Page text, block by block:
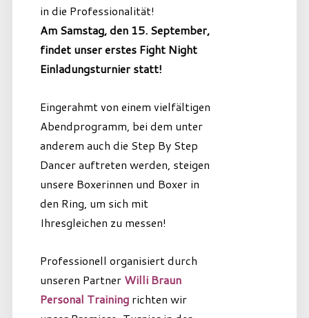
in die Professionalität!
Am Samstag, den 15. September,
findet unser erstes Fight Night
Einladungsturnier statt!
Eingerahmt von einem vielfältigen
Abendprogramm, bei dem unter
anderem auch die Step By Step
Dancer auftreten werden, steigen
unsere Boxerinnen und Boxer in
den Ring, um sich mit
Ihresgleichen zu messen!
Professionell organisiert durch
unseren Partner Willi Braun
Personal Trainingrichten wir